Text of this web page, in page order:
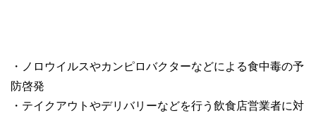
・ノロウイルスやカンピロバクターなどによる食中毒の予
防啓発
・テイクアウトやデリバリーなどを行う飲食店営業者に対